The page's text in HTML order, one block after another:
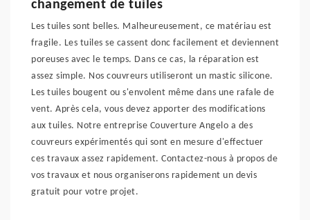
changement de tuiles
Les tuiles sont belles. Malheureusement, ce matériau est
fragile. Les tuiles se cassent donc facilement et deviennent
poreuses avec le temps. Dans ce cas, la réparation est
assez simple. Nos couvreurs utiliseront un mastic silicone.
Les tuiles bougent ou s'envolent même dans une rafale de
vent. Après cela, vous devez apporter des modifications
aux tuiles. Notre entreprise Couverture Angelo a des
couvreurs expérimentés qui sont en mesure d'effectuer
ces travaux assez rapidement. Contactez-nous à propos de
vos travaux et nous organiserons rapidement un devis
gratuit pour votre projet.